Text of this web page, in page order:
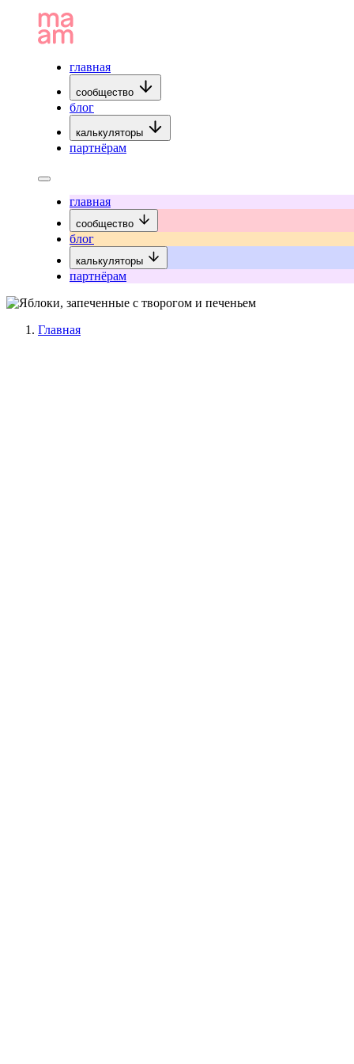
главная
сообщество
блог
калькуляторы
партнёрам
главная
сообщество
блог
калькуляторы
партнёрам
Главная